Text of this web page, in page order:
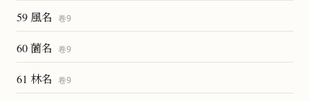
59 風名 卷9
60 薗名 卷9
61 林名 卷9